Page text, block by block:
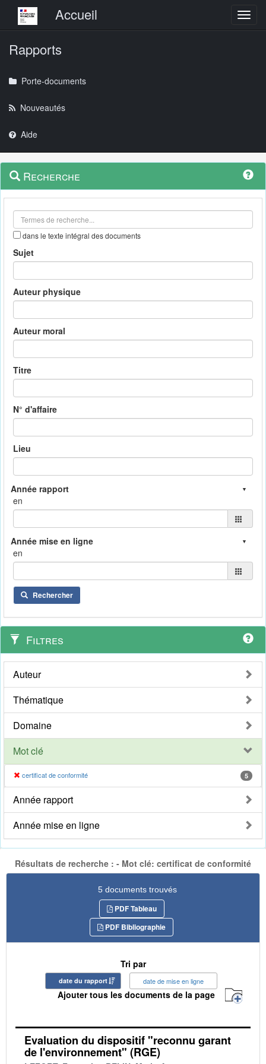
Menu principalAccueil
Rapports
Porte-documents
Nouveautés
Aide
Navigation
outils
Menu
contextuel
Recherche
dans le texte intégral des documents
Sujet
Auteur physique
Auteur moral
Titre
N° d'affaire
Lieu
en
en
Rechercher
Filtres
Auteur
Thématique
Domaine
Mot clé
certificat de conformité 5
Année rapport
Année mise en ligne
Résultats de recherche : - Mot clé: certificat de conformité
5 documents trouvés
PDF Tableau
PDF Bibliographie
Tri par
date du rapport date de mise en ligne
Ajouter tous les documents de la page
Evaluation du dispositif "reconnu garant
de l'environnement" (RGE)